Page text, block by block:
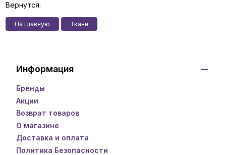
Вернутся:
На главную Ткани
Информация
Бренды
Акции
Возврат товаров
О магазине
Доставка и оплата
Политика Безопасности